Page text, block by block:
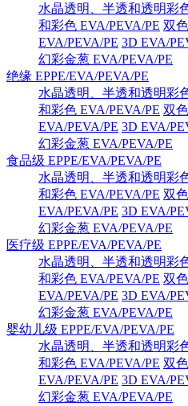
水晶透明、半透和透明彩
和彩色 EVA/PEVA/PE 双
EVA/PEVA/PE 3D EVA/
幻彩金葱 EVA/PEVA/PE
绝缘 EPPE/EVA/PEVA/PE
水晶透明、半透和透明彩
和彩色 EVA/PEVA/PE 双
EVA/PEVA/PE 3D EVA/
幻彩金葱 EVA/PEVA/PE
食品级 EPPE/EVA/PEVA/PE
水晶透明、半透和透明彩
和彩色 EVA/PEVA/PE 双
EVA/PEVA/PE 3D EVA/
幻彩金葱 EVA/PEVA/PE
医疗级 EPPE/EVA/PEVA/PE
水晶透明、半透和透明彩
和彩色 EVA/PEVA/PE 双
EVA/PEVA/PE 3D EVA/
幻彩金葱 EVA/PEVA/PE
婴幼儿级 EPPE/EVA/PEVA/PE
水晶透明、半透和透明彩
和彩色 EVA/PEVA/PE 双
EVA/PEVA/PE 3D EVA/
幻彩金葱 EVA/PEVA/PE